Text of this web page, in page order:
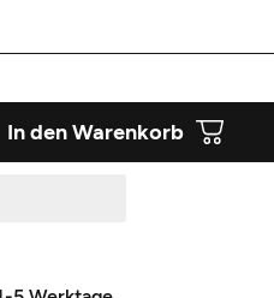
In den Warenkorb